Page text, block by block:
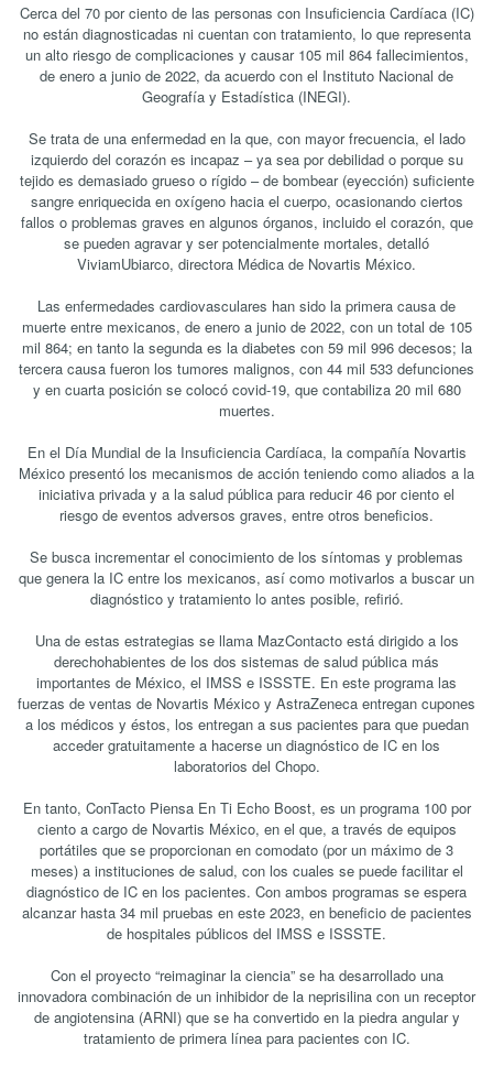
Cerca del 70 por ciento de las personas con Insuficiencia Cardíaca (IC)
no están diagnosticadas ni cuentan con tratamiento, lo que representa
un alto riesgo de complicaciones y causar 105 mil 864 fallecimientos,
de enero a junio de 2022, da acuerdo con el Instituto Nacional de
Geografía y Estadística (INEGI).
Se trata de una enfermedad en la que, con mayor frecuencia, el lado
izquierdo del corazón es incapaz – ya sea por debilidad o porque su
tejido es demasiado grueso o rígido – de bombear (eyección) suficiente
sangre enriquecida en oxígeno hacia el cuerpo, ocasionando ciertos
fallos o problemas graves en algunos órganos, incluido el corazón, que
se pueden agravar y ser potencialmente mortales, detalló
ViviamUbiarco, directora Médica de Novartis México.
Las enfermedades cardiovasculares han sido la primera causa de
muerte entre mexicanos, de enero a junio de 2022, con un total de 105
mil 864; en tanto la segunda es la diabetes con 59 mil 996 decesos; la
tercera causa fueron los tumores malignos, con 44 mil 533 defunciones
y en cuarta posición se colocó covid-19, que contabiliza 20 mil 680
muertes.
En el Día Mundial de la Insuficiencia Cardíaca, la compañía Novartis
México presentó los mecanismos de acción teniendo como aliados a la
iniciativa privada y a la salud pública para reducir 46 por ciento el
riesgo de eventos adversos graves, entre otros beneficios.
Se busca incrementar el conocimiento de los síntomas y problemas
que genera la IC entre los mexicanos, así como motivarlos a buscar un
diagnóstico y tratamiento lo antes posible, refirió.
Una de estas estrategias se llama MazContacto está dirigido a los
derechohabientes de los dos sistemas de salud pública más
importantes de México, el IMSS e ISSSTE. En este programa las
fuerzas de ventas de Novartis México y AstraZeneca entregan cupones
a los médicos y éstos, los entregan a sus pacientes para que puedan
acceder gratuitamente a hacerse un diagnóstico de IC en los
laboratorios del Chopo.
En tanto, ConTacto Piensa En Ti Echo Boost, es un programa 100 por
ciento a cargo de Novartis México, en el que, a través de equipos
portátiles que se proporcionan en comodato (por un máximo de 3
meses) a instituciones de salud, con los cuales se puede facilitar el
diagnóstico de IC en los pacientes. Con ambos programas se espera
alcanzar hasta 34 mil pruebas en este 2023, en beneficio de pacientes
de hospitales públicos del IMSS e ISSSTE.
Con el proyecto “reimaginar la ciencia” se ha desarrollado una
innovadora combinación de un inhibidor de la neprisilina con un receptor
de angiotensina (ARNI) que se ha convertido en la piedra angular y
tratamiento de primera línea para pacientes con IC.